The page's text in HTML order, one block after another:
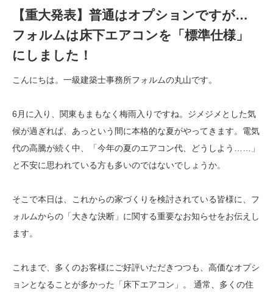
【重大発表】普通はオプションですが…
フォルムは床下エアコンを「標準仕様」
にしました！
こんにちは。一級建築士事務所フォルムの丸山です。
6月に入り、関東もまもなく梅雨入りですね。ジメジメとした気
候が過ぎれば、あっという間に本格的な夏がやってきます。電気
代の高騰が続く中、「今年の夏のエアコン代、どうしよう……」
と不安に思われている方も多いのではないでしょうか。
そこで本日は、これからの家づくりを検討されている皆様に、フ
ォルムからの「大きな決断」に関する重要なお知らせをお伝えし
ます。
これまで、多くのお客様にご好評いただきつつも、高価なオプシ
ョンとなることが多かった「床下エアコン」。 通常、多くの住